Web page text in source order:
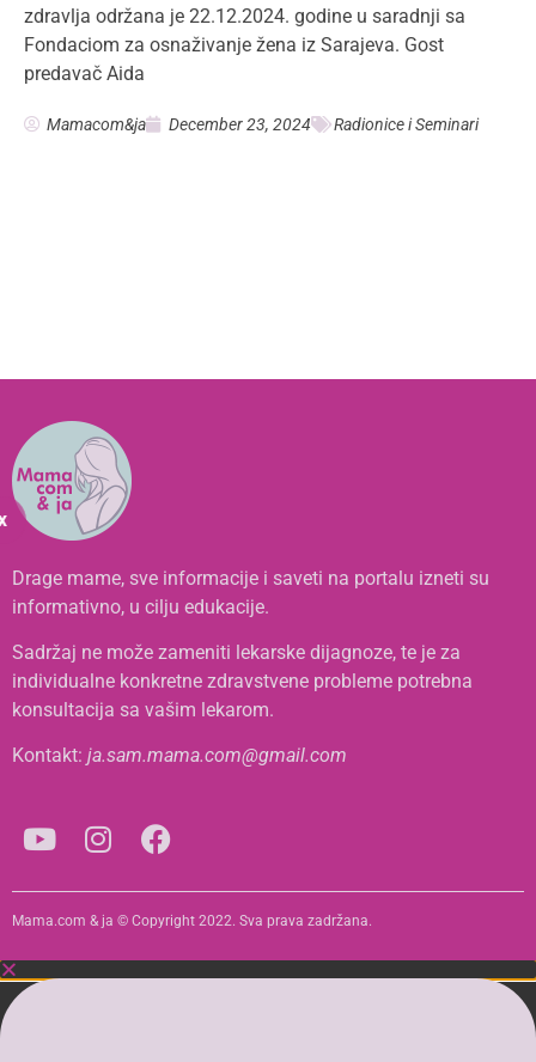
zdravlja održana je 22.12.2024. godine u saradnji sa
Fondaciom za osnaživanje žena iz Sarajeva. Gost
predavač Aida
Mamacom&ja December 23, 2024 Radionice i Seminari
Drage mame, sve informacije i saveti na portalu izneti su
informativno, u cilju edukacije.
Sadržaj ne može zameniti lekarske dijagnoze, te je za
individualne konkretne zdravstvene probleme potrebna
konsultacija sa vašim lekarom.
Kontakt: ja.sam.mama.com@gmail.com
Mama.com & ja © Copyright 2022. Sva prava zadržana.